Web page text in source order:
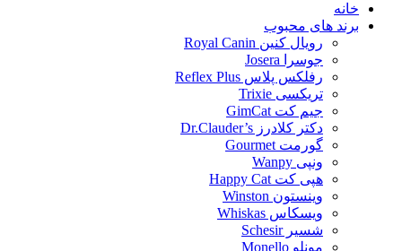
خانه
برند های محبوب
رویال کنین Royal Canin
جوسرا Josera
رفلکس پلاس Reflex Plus
تریکسی Trixie
جیم کت GimCat
دکتر کلادرز Dr.Clauder’s
گورمت Gourmet
ونپی Wanpy
هپی کت Happy Cat
وینستون Winston
ویسکاس Whiskas
شسیر Schesir
مونلو Monello